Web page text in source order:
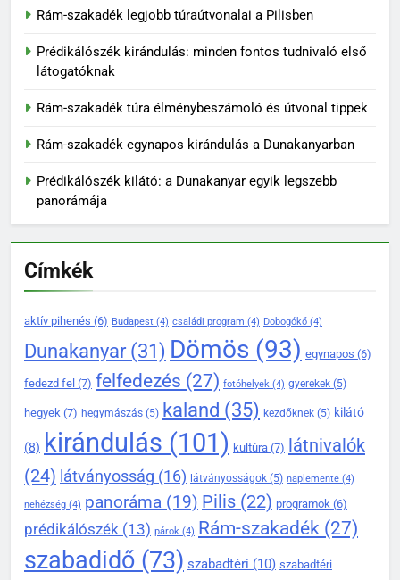
Rám-szakadék legjobb túraútvonalai a Pilisben
Prédikálószék kirándulás: minden fontos tudnivaló első
látogatóknak
Rám-szakadék túra élménybeszámoló és útvonal tippek
Rám-szakadék egynapos kirándulás a Dunakanyarban
Prédikálószék kilátó: a Dunakanyar egyik legszebb
panorámája
Címkék
aktív pihenés (6) Budapest (4) családi program (4) Dobogókő (4)
Dunakanyar(31) Dömös (93) egynapos (6)
fedezd fel (7) felfedezés (27) fotóhelyek (4) gyerekek (5)
hegyek (7) hegymászás (5) kaland (35) kezdőknek (5) kilátó
(8) kirándulás (101) kultúra (7) látnivalók
(24) látványosság (16) látványosságok (5) naplemente (4)
nehézség (4) panoráma (19) Pilis (22) programok (6)
prédikálószék (13) párok (4) Rám-szakadék (27)
szabadidő (73) szabadtéri (10) szabadtéri
136
a Duna-Ipoly Nemzeti Parkban
KIRÁNDULÓKNAK- TURÁZÓKNAK
137
Rám-szakadék: Magyarország
Dömös legendái és mondái –
mítoszok a Duna partján
DÖMÖS HÍREI
KIRÁNDULÓKNAK- TURÁZÓKNAK
139
A Duna-kanyar gyöngyszeme:
miért érdemes ellátogatni
Dömösre
KIRÁNDULÓKNAK- TURÁZÓKNAK